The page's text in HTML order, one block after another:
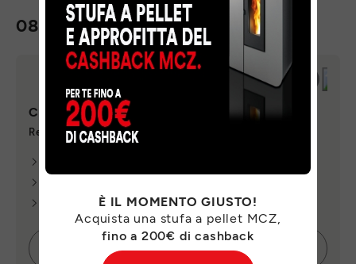
08 ARDENNES
CHEMINEES HERRAIZ
Referente : Marie Valet
VEDI E-MAIL
CONTATTA SUBITO
È IL MOMENTO GIUSTO!
Acquista una stufa a pellet MCZ,
fino a 200€ di cashback